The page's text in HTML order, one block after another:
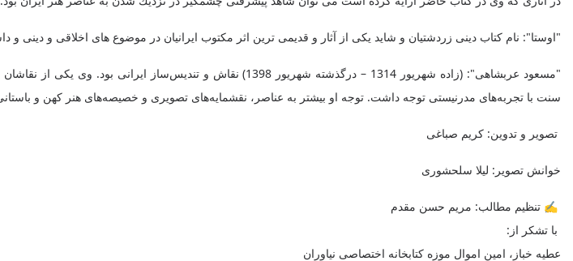
"اوستا": نام کتاب دینی زردشتیان و شاید یکی از آثار و قدیمی ترین اثر مکتوب ایرانیان در موضوع های اخلاقی و
"مسعود عربشاهی": (زاده شهریور 1314 – درگذشته شهریور 1398) نقاش
سنت با تجربه‌های مدرنیستی توجه داشت. توجه او بیشتر به عناصر، نقشمایه‌های تصویری و خصیصه‌های هنر کهن و
تصویر و تدوین: کریم صباغی
خوانش تصویر: لیلا سلحشوری
✍ تنظیم مطالب: مریم حسن مقدم
با تشکر از:
عطیه خباز، امین اموال موزه کتابخانه اختصاصی نیاوران